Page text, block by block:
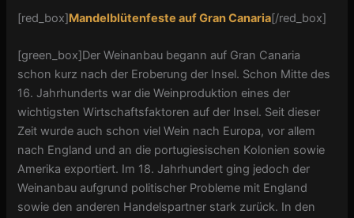
[red_box]Mandelblütenfeste auf Gran Canaria[/red_box]
[green_box]Der Weinanbau begann auf Gran Canaria
schon kurz nach der Eroberung der Insel. Schon Mitte des
16. Jahrhunderts war die Weinproduktion eines der
wichtigsten Wirtschaftsfaktoren auf der Insel. Seit dieser
Zeit wurde auch schon viel Wein nach Europa, vor allem
nach England und an die portugiesischen Kolonien sowie
Amerika exportiert. Im 18. Jahrhundert ging jedoch der
Weinanbau aufgrund politischer Probleme mit England
sowie den anderen Handelspartner stark zurück. In den